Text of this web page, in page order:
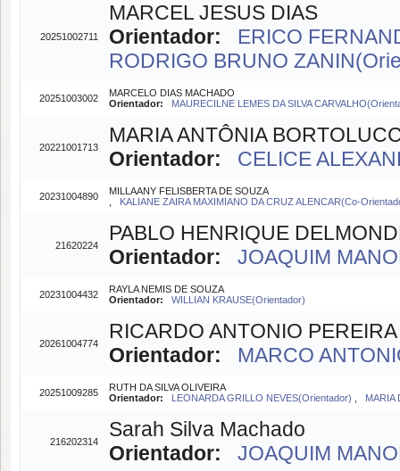
20251002711
MARCEL JESUS DIAS
Orientador:
ERICO
RODRIGO BRUNO
20251003002
MARCELO DIAS MACHADO
Orientador:
MAURECILNE LEMES DA SILVA
20221001713
MARIA ANTÔNIA
Orientador:
CELICE
20231004890
MILLAANY FELISBERTA DE SOUZA
KALIANE ZAIRA MAXIMIANO DA CRUZ ALENCAR(Co-
21620224
PABLO HENRIQUE
Orientador:
JOAQUIM
20231004432
RAYLA NEMIS DE SOUZA
Orientador:
WILLIAN KRAUSE(Orientador)
20261004774
RICARDO ANTONIO PEREIRA
Orientador:
MARCO
20251009285
RUTH DA SILVA OLIVEIRA
Orientador:
LEONARDA GRILLO NEVES(Orientador) MARIA
216202314
Sarah Silva Machado
Orientador:
JOAQUIM